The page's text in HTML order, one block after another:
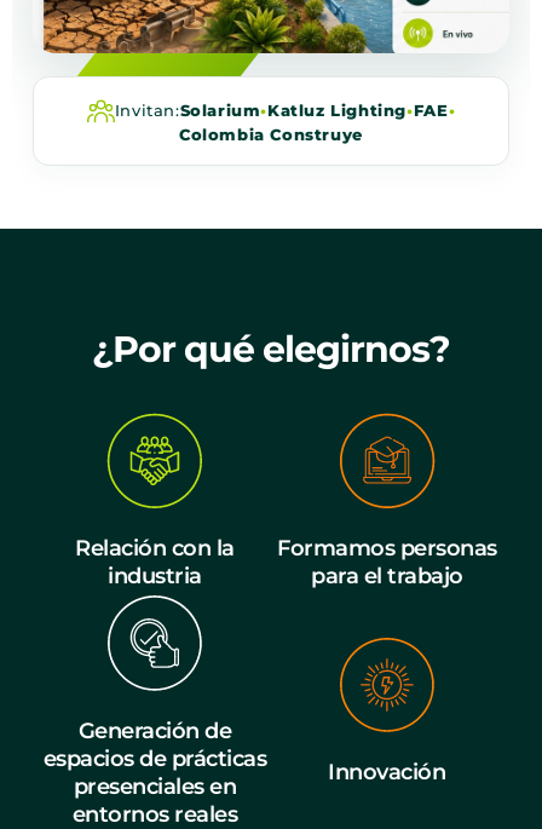
Invitan:Solarium•Katluz Lighting•FAE•
Colombia Construye
¿Por qué elegirnos?
Relación con la
industria
Formamos personas
para el trabajo
Generación de
espacios de prácticas
presenciales en
entornos reales
Innovación